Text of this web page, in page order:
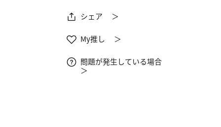
シェア ＞
My推し ＞
問題が発生している場合
＞